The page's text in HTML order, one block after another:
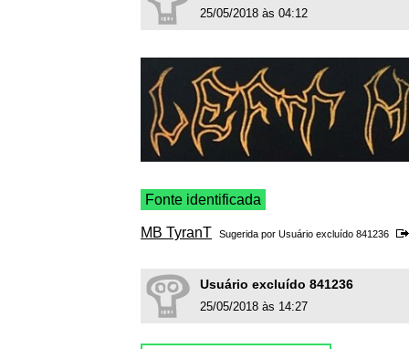
25/05/2018 às 04:12
Fonte identificada
MB TyranT Sugerida por Usuário excluído 841236
Usuário excluído 841236
25/05/2018 às 14:27